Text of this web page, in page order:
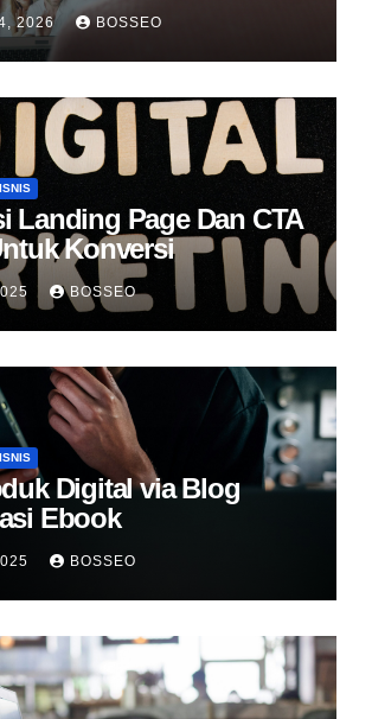
2026 BOSSEO
Landing Page Dan CTA
Konversi
BOSSEO
Digital via Blog
Ebook
BOSSEO